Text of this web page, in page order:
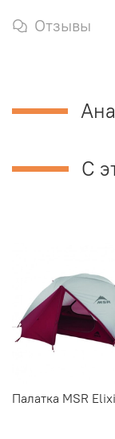
Отзывы
С
Палатка MSR